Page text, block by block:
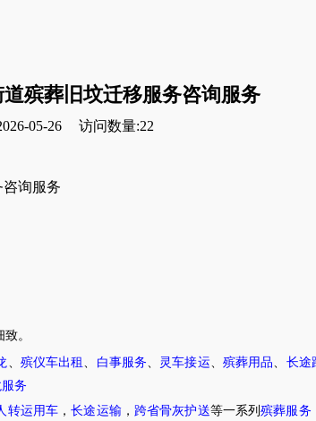
殡葬旧坟迁移服务咨询服务
05-26 访问数量:22
询服务
。
殡仪车出租 白事服务 灵车接运 殡葬用品
长途
务
转运用车 ，长途运输， 跨省骨灰护送等一系列殡葬服务